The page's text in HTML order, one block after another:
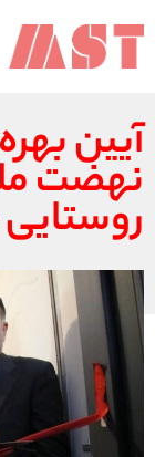
نهضت